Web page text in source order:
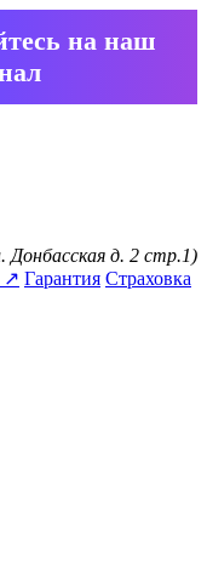
на наш
Донбасская д. 2 стр.1)
↗ Гарантия Страховка